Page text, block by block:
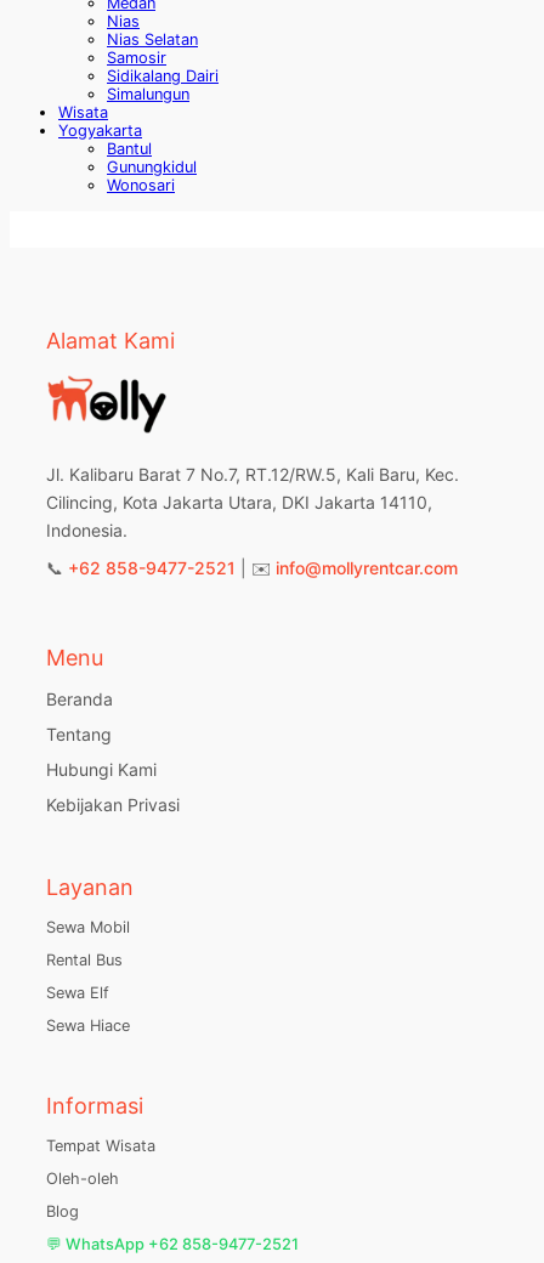
Nias
Nias Selatan
Samosir
Sidikalang Dairi
Simalungun
Wisata
Yogyakarta
Bantul
Gunungkidul
Wonosari
Alamat Kami
Jl. Kalibaru Barat 7 No.7, RT.12/RW.5, Kali Baru, Kec.
Cilincing, Kota Jakarta Utara, DKI Jakarta 14110,
Indonesia.
📞 +62 858-9477-2521 | ✉️ info@mollyrentcar.com
Menu
Beranda
Tentang
Hubungi Kami
Kebijakan Privasi
Layanan
Sewa Mobil
Rental Bus
Sewa Elf
Sewa Hiace
Informasi
Tempat Wisata
Oleh-oleh
Blog
💬 WhatsApp +62 858-9477-2521